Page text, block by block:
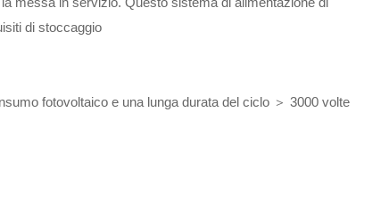
di stoccaggio
fotovoltaico e una lunga durata del ciclo ＞ 3000 volte